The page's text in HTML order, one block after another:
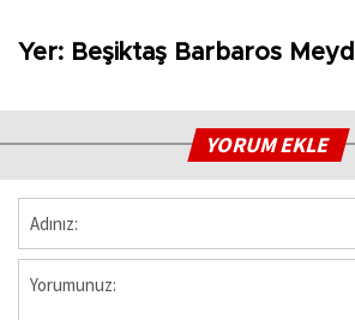
Yer: Beşiktaş Barbaros
YORUM EKLE